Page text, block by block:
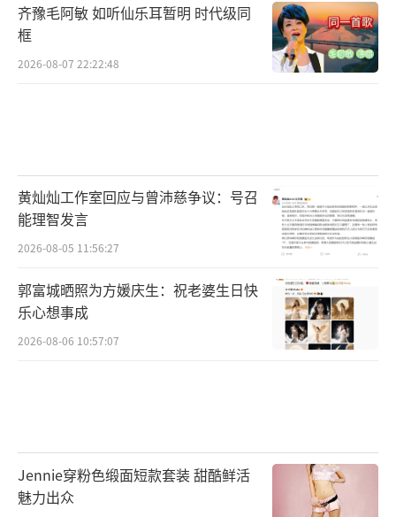
齐豫毛阿敏 如听仙乐耳暂明 时代级同
框
2026-08-07 22:22:48
黄灿灿工作室回应与曾沛慈争议：号召
能理智发言
2026-08-05 11:56:27
郭富城晒照为方媛庆生：祝老婆生日快
乐心想事成
2026-08-06 10:57:07
Jennie穿粉色缎面短款套装 甜酷鲜活
魅力出众